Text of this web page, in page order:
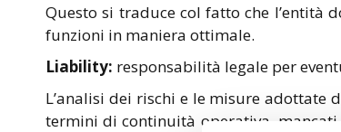
Questo si traduce col fatto che l’entità
funzioni in maniera ottimale.
Liability: responsabilità legale per
L’analisi dei rischi e le misure adottate
termini di continuità operativa,